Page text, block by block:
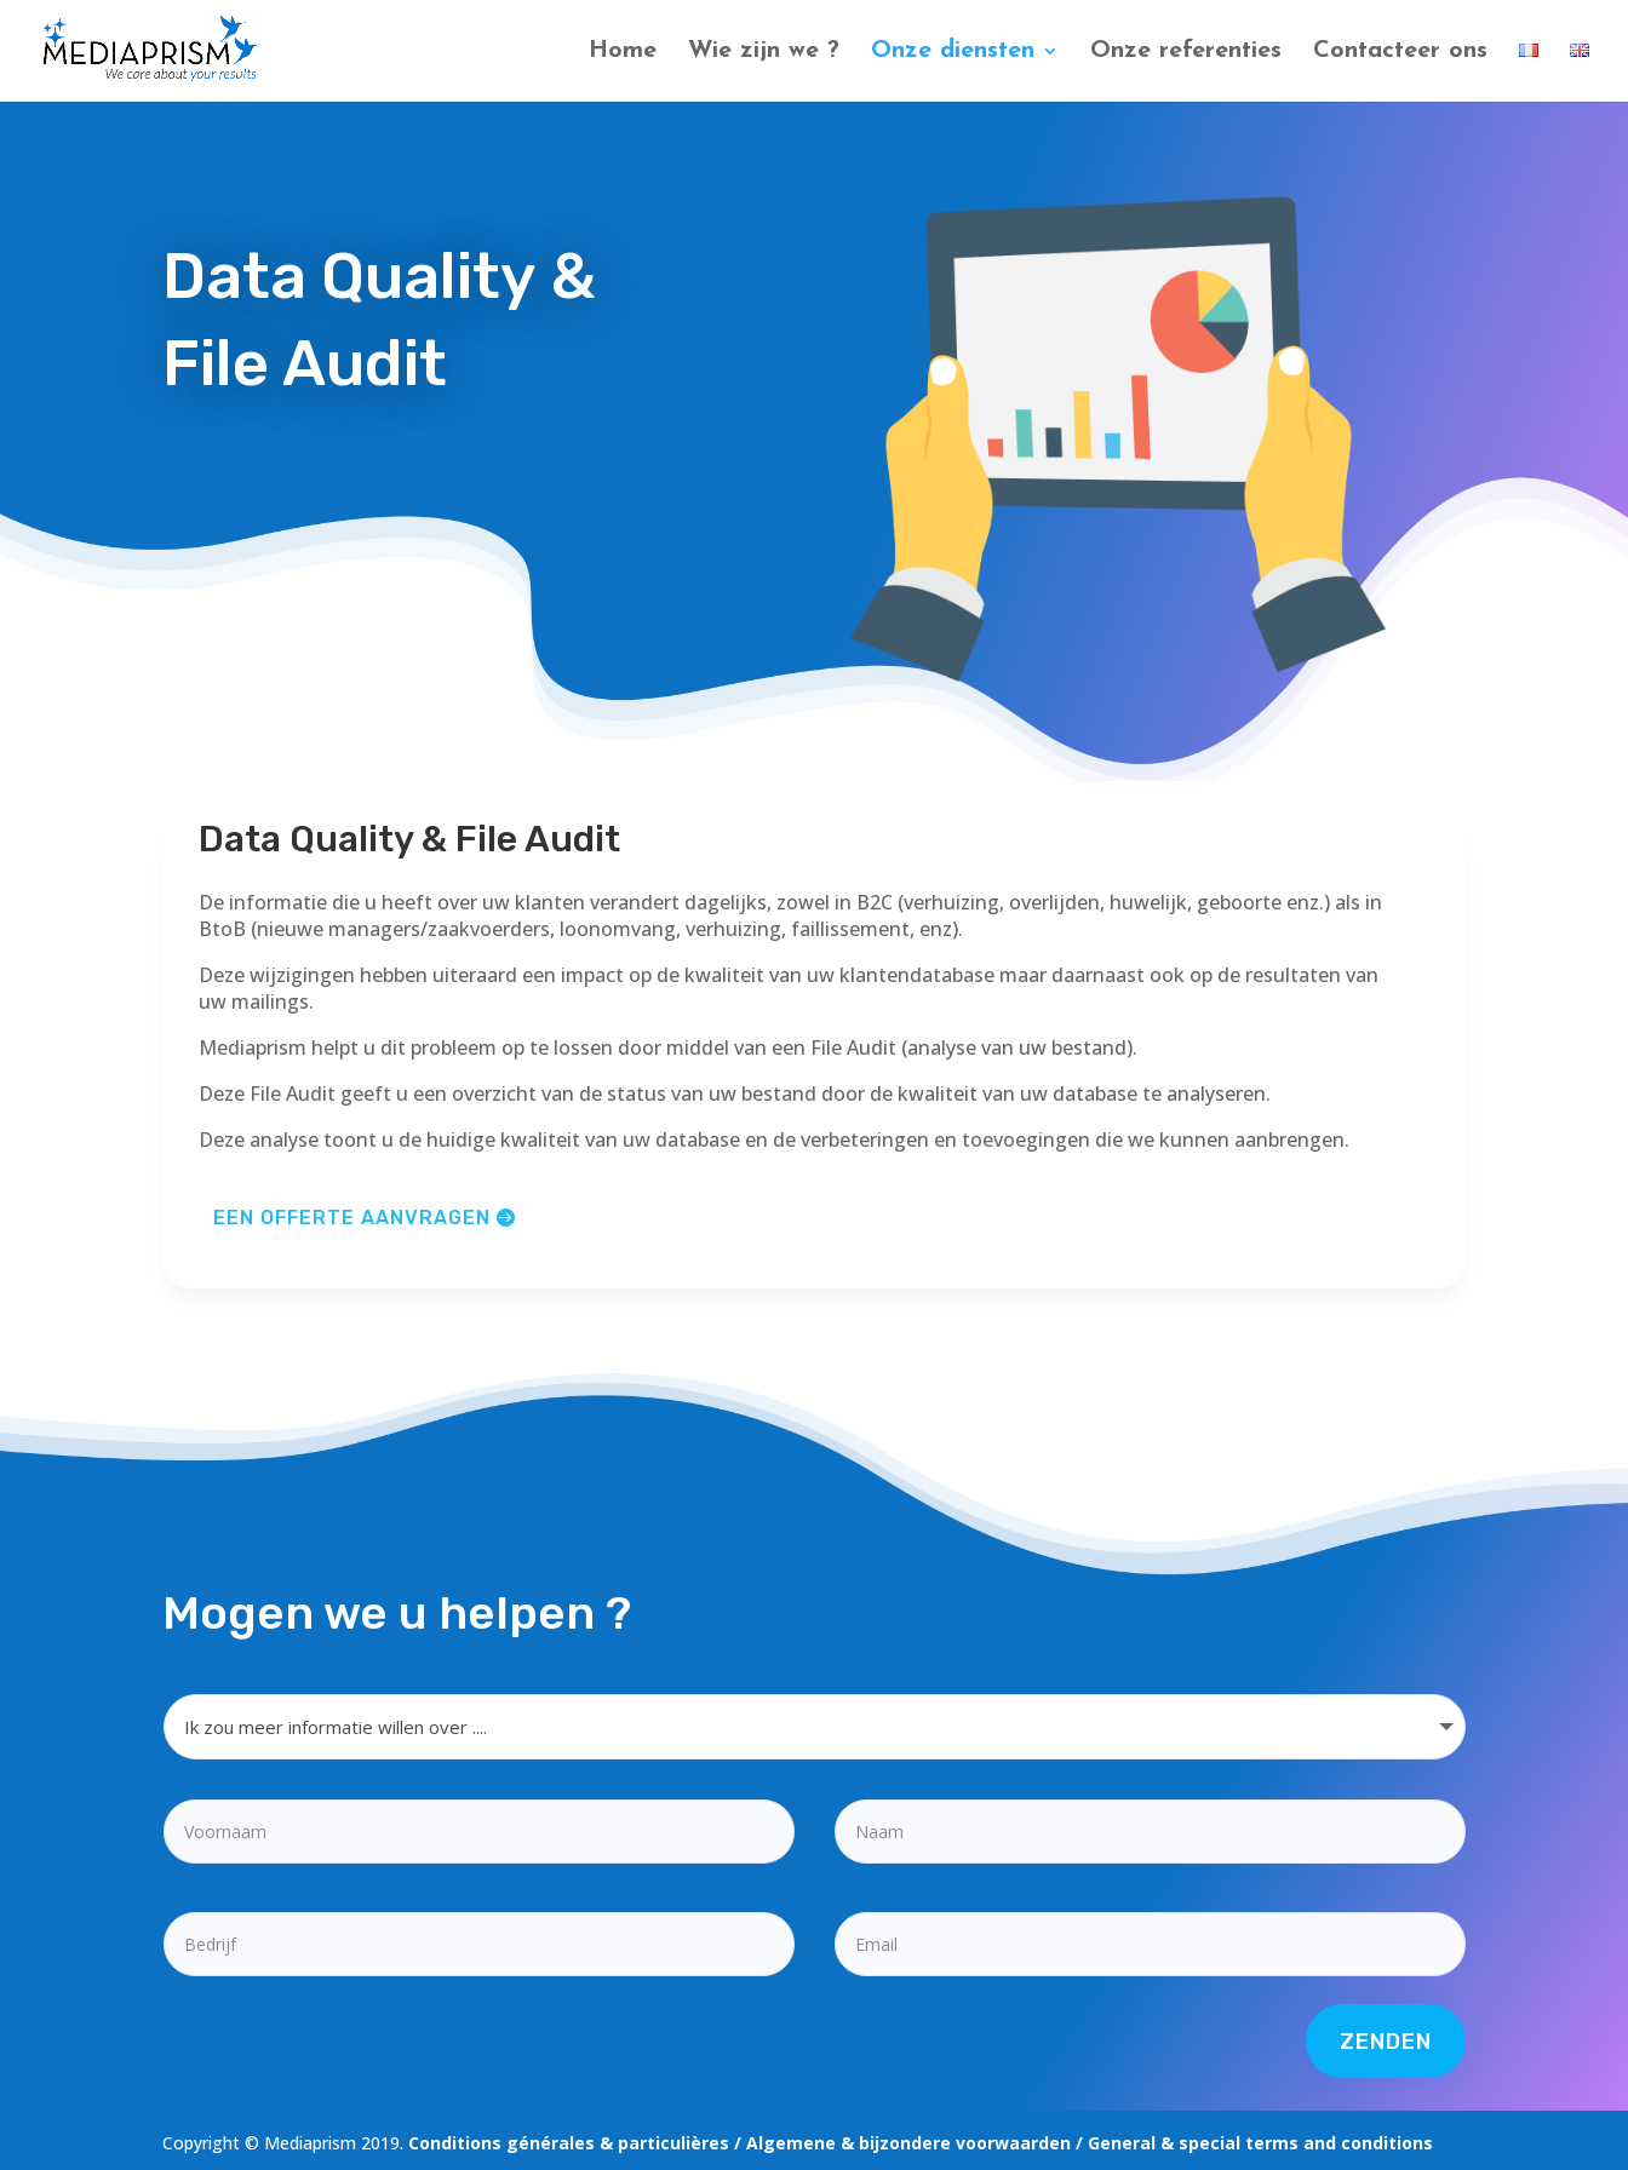
Home Wie zijn we ? Onze diensten Onze referenties Contacteer ons
Data Quality &
File Audit
Data Quality & File Audit
De informatie die u heeft over uw klanten verandert dagelijks, zowel in B2C (verhuizing, overlijden, huwelijk, geboorte enz.) als in
BtoB (nieuwe managers/zaakvoerders, loonomvang, verhuizing, faillissement, enz).
Deze wijzigingen hebben uiteraard een impact op de kwaliteit van uw klantendatabase maar daarnaast ook op de resultaten van
uw mailings.
Mediaprism helpt u dit probleem op te lossen door middel van een File Audit (analyse van uw bestand).
Deze File Audit geeft u een overzicht van de status van uw bestand door de kwaliteit van uw database te analyseren.
Deze analyse toont u de huidige kwaliteit van uw database en de verbeteringen en toevoegingen die we kunnen aanbrengen.
EEN OFFERTE AANVRAGEN
Mogen we u helpen ?
ZENDEN
Copyright © Mediaprism 2019. Conditions générales & particulières / Algemene & bijzondere voorwaarden / General & special terms and conditions